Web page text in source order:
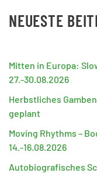
NEUESTE
Mitten in Europa:
27.-30.08.2026
Herbstliches
geplant
Moving Rhythms –
14.-16.08.2026
Autobiografisches